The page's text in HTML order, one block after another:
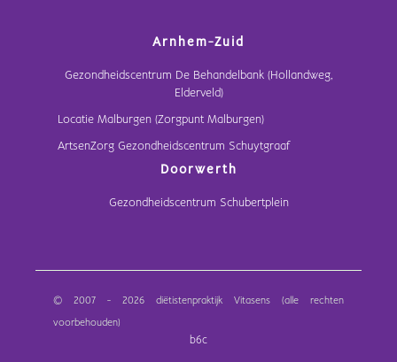
Arnhem-Zuid
Gezondheidscentrum De Behandelbank (Hollandweg,
Elderveld)
Locatie Malburgen (Zorgpunt Malburgen)
ArtsenZorg Gezondheidscentrum Schuytgraaf
Doorwerth
Gezondheidscentrum Schubertplein
© 2007 - 2026 diëtistenpraktijk Vitasens (alle rechten
voorbehouden)
b6c